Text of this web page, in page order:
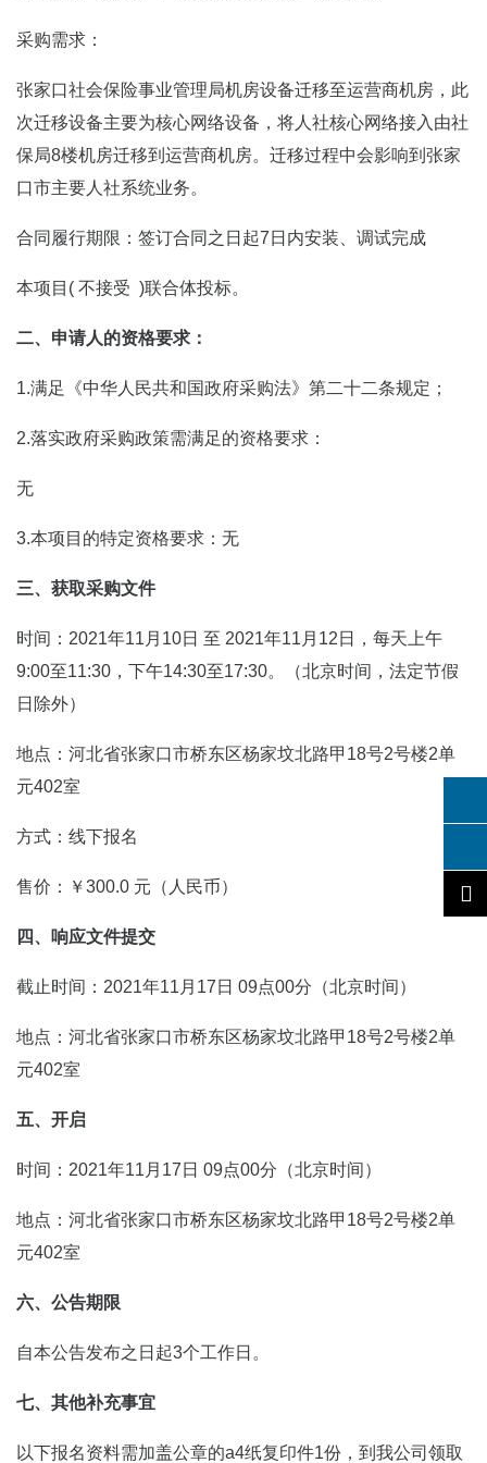
采购需求：
张家口社会保险事业管理局机房设备迁移至运营商机房，此
次迁移设备主要为核心网络设备，将人社核心网络接入由社
保局8楼机房迁移到运营商机房。迁移过程中会影响到张家
口市主要人社系统业务。
合同履行期限：签订合同之日起7日内安装、调试完成
本项目( 不接受 )联合体投标。
二、申请人的资格要求：
1.满足《中华人民共和国政府采购法》第二十二条规定；
2.落实政府采购政策需满足的资格要求：
无
3.本项目的特定资格要求：无
三、获取采购文件
时间：2021年11月10日 至 2021年11月12日，每天上午
9:00至11:30，下午14:30至17:30。（北京时间，法定节假
日除外）
地点：河北省张家口市桥东区杨家坟北路甲18号2号楼2单
元402室
方式：线下报名
售价：￥300.0 元（人民币）
四、响应文件提交
截止时间：2021年11月17日 09点00分（北京时间）
地点：河北省张家口市桥东区杨家坟北路甲18号2号楼2单
元402室
五、开启
时间：2021年11月17日 09点00分（北京时间）
地点：河北省张家口市桥东区杨家坟北路甲18号2号楼2单
元402室
六、公告期限
自本公告发布之日起3个工作日。
七、其他补充事宜
以下报名资料需加盖公章的a4纸复印件1份，到我公司领取